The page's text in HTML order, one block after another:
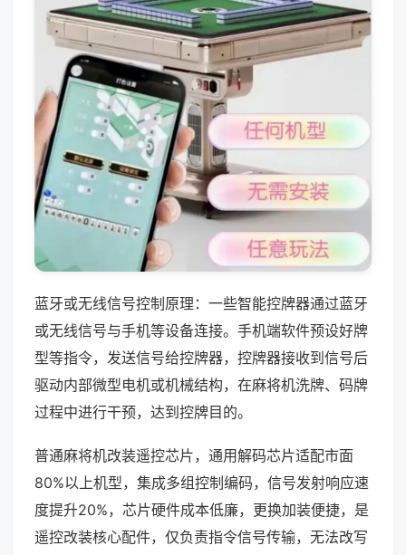
蓝牙或无线信号控制原理：一些智能控牌器通过蓝牙
或无线信号与手机等设备连接。手机端软件预设好牌
型等指令，发送信号给控牌器，控牌器接收到信号后
驱动内部微型电机或机械结构，在麻将机洗牌、码牌
过程中进行干预，达到控牌目的。
普通麻将机改装遥控芯片，通用解码芯片适配市面
80%以上机型，集成多组控制编码，信号发射响应速
度提升20%，芯片硬件成本低廉，更换加装便捷，是
遥控改装核心配件，仅负责指令信号传输，无法改写